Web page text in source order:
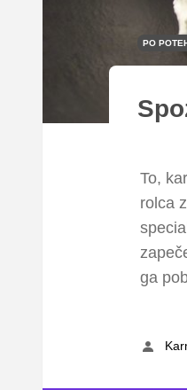
PO
To,
rolca
ga